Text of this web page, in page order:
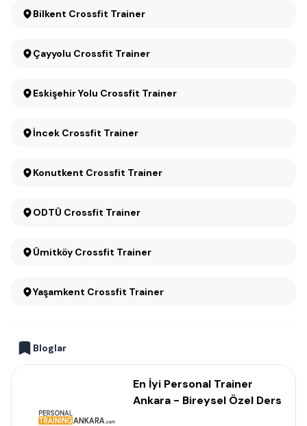
Bilkent Crossfit Trainer
Çayyolu Crossfit Trainer
Eskişehir Yolu Crossfit Trainer
İncek Crossfit Trainer
Konutkent Crossfit Trainer
ODTÜ Crossfit Trainer
Ümitköy Crossfit Trainer
Yaşamkent Crossfit Trainer
Bloglar
En İyi Personal Trainer
Ankara - Bireysel Özel Ders